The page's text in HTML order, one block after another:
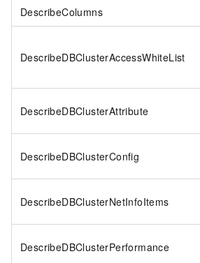
DescribeColumns
DescribeDBClusterAccessWhiteList
DescribeDBClusterAttribute
DescribeDBClusterConfig
DescribeDBClusterNetInfoItems
DescribeDBClusterPerformance